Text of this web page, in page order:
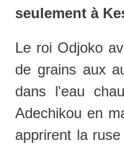
seulement à
Le roi Odjoko
de grains aux
dans l'eau
Adechikou en
apprirent la